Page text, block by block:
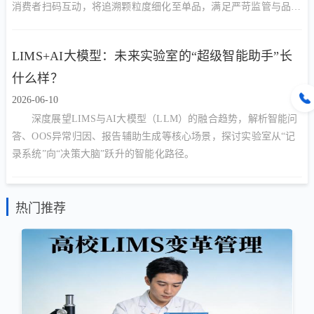
消费者扫码互动，将追溯颗粒度细化至单品，满足严苛监管与品牌
LIMS+AI大模型：未来实验室的“超级智能助手”长
什么样？
2026-06-10
深度展望LIMS与AI大模型（LLM）的融合趋势，解析智能问
答、OOS异常归因、报告辅助生成等核心场景，探讨实验室从“记
录系统”向“决策大脑”跃升的智能化路径。
热门推荐